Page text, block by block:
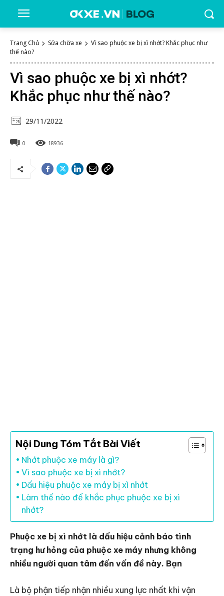
Trang Chủ Sửa chữa xe
Vì sao phuộc xe bị xì nhớt? Khắc phục như
thế nào?
Vì sao phuộc xe bị xì nhớt?
Khắc phục như thế nào?
29/11/2022
0 18936
Nội Dung Tóm Tắt Bài Viết
Nhớt phuộc xe máy là gì?
Vì sao phuộc xe bị xì nhớt?
Dấu hiệu phuộc xe máy bị xì nhớt
Làm thế nào để khắc phục phuộc xe bị xì
nhớt?
Phuộc xe bị xì nhớt là dấu hiệu cảnh báo tình
trạng hư hỏng của phuộc xe máy nhưng không
nhiều người quan tâm đến vấn đề này. Bạn
Là bộ phận tiếp nhận nhiều xung lực nhất khi vận